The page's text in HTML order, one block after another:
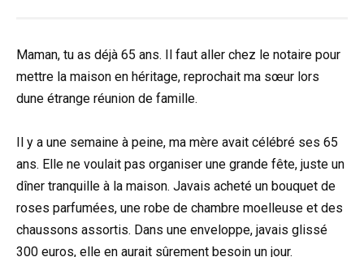
Maman, tu as déjà 65 ans. Il faut aller chez le notaire pour
mettre la maison en héritage, reprochait ma sœur lors
dune étrange réunion de famille.
Il y a une semaine à peine, ma mère avait célébré ses 65
ans. Elle ne voulait pas organiser une grande fête, juste un
dîner tranquille à la maison. Javais acheté un bouquet de
roses parfumées, une robe de chambre moelleuse et des
chaussons assortis. Dans une enveloppe, javais glissé
300 euros, elle en aurait sûrement besoin un jour.